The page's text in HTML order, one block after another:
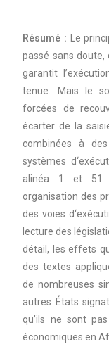
Résumé : Le
passé sans doute,
garantit
tenue. Mais le
forcées de
écarter de la
combinées à
systèmes
alinéa 1 et 51
organisation des
des voies
lecture des
détail, les effets
des textes
de nombreuses
autres États
qu’ils ne sont
économiques en